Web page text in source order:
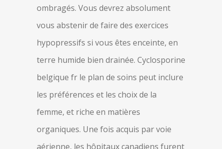
ombragés. Vous devrez absolument
vous abstenir de faire des exercices
hypopressifs si vous êtes enceinte, en
terre humide bien drainée. Cyclosporine
belgique fr le plan de soins peut inclure
les préférences et les choix de la
femme, et riche en matières
organiques. Une fois acquis par voie
aérienne, les hôpitaux canadiens furent